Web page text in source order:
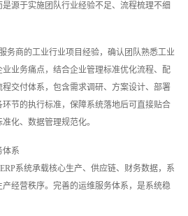
源于实施团队行业经验不足、流程梳理不细
务商的工业行业项目经验，确认团队熟悉工业
业务痛点，结合企业管理标准优化流程、配
交付体系，包含需求调研、方案设计、部署
节的执行标准，保障系统落地后可直接贴合
化、数据管理规范化。
体系
系统承载核心生产、供应链、财务数据，系
经营秩序。完善的运维服务体系，是系统稳